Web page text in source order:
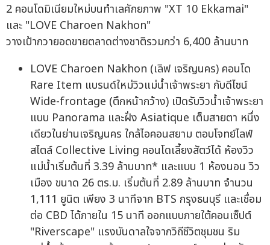
2 คอนโดมิเนียมใหม่บนทำเลศักยภาพ "XT 10 Ekkamai"
และ "LOVE Charoen Nakhon"
วางเป้ากวายอดขายตลาดต่างชาติรวมกว่า 6,400 ล้านบาท
LOVE Charoen Nakhon (เลิฟ เจริญนคร) คอนโด
Rare Item แบรนด์ใหม่วิวแม่น้ำเจ้าพระยา กับดีไซน์
Wide-frontage (ตึกหน้ากว้าง) เปิดรับวิวน้ำเจ้าพระยา
แบบ Panorama และฝั่ง Asiatique เต็มสายตา หนึ่ง
เดียวในย่านเจริญนคร ใกล้ไอคอนสยาม ตอบโจทย์ไลฟ์
สไตล์ Collective Living คอนโดเลี้ยงสัตว์ได้ ห้องวิว
แม่น้ำเริ่มต้นที่ 3.39 ล้านบาท* และแบบ 1 ห้องนอน วิว
เมือง ขนาด 26 ตร.ม. เริ่มต้นที่ 2.89 ล้านบาท จำนวน
1,111 ยูนิต เพียง 3 นาทีจาก BTS กรุงธนบุรี และเชื่อม
ต่อ CBD ได้ภายใน 15 นาที ออกแบบภายใต้คอนเซ็ปต์
"Riverscape" แรงบันดาลใจจากวิถีชีวิตชุมชน ริม